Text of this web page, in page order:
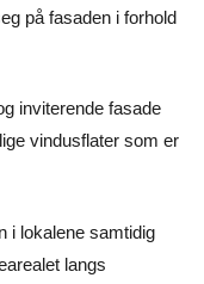
på fasaden i forhold
inviterende fasade
vindusflater som er
i lokalene samtidig
langs